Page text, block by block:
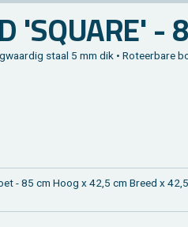
'SQUA­RE' -
staal 5 mm dik • Ro­teer­ba­re
- 85 cm Hoog x 42,5 cm Breed x